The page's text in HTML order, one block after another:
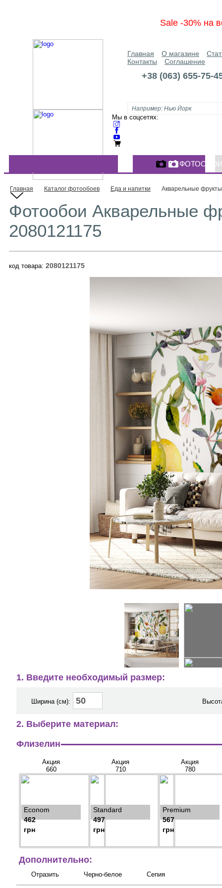
Sale -30% на
Главная О магазине
Контакты
Соглашение
+38 (063) 655-75-
Мы в соцсетях:
КАТАЛОГ ФОТООБОЕВ
Главная Каталог фотообоев Еда и напитки Акварельные фрукты
Фотообои Акварельные
2080121175
код товара: 2080121175
1. Введите необходимый размер:
Ширина (см):
2. Выберите материал:
Флизелин
Акция
660
Econom
462
грн
Акция
710
Standard
497
грн
Акция
780
Premium
567
грн
Дополнительно:
Отразить Черно-белое Сепия